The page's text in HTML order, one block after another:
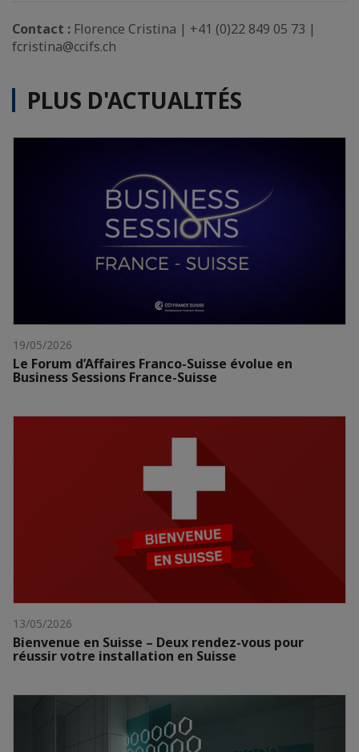
Contact : Florence Cristina | +41 (0)22 849 05 73 |
fcristina@ccifs.ch
PLUS D'ACTUALITÉS
19/05/2026
Le Forum d’Affaires Franco-Suisse évolue en
Business Sessions France-Suisse
13/05/2026
Bienvenue en Suisse – Deux rendez-vous pour
réussir votre installation en Suisse